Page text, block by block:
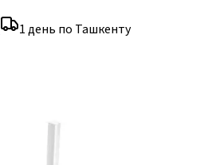
1 день по Ташкенту